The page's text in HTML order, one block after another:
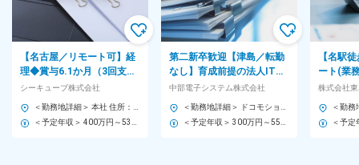
【名古屋／リモート可】経
理◆賞与6.1か月（3回支
給）／年休127日／プライ
ム上場企業のグループ会社
シーキューブ株式会社
第二新卒歓迎【津島／転勤
なし】育成前提の法人IT営
業◇既存9割×残業月15h
中部電子システム株式会社
【名駅
ート(業
候補／東
祝休／
株式会社